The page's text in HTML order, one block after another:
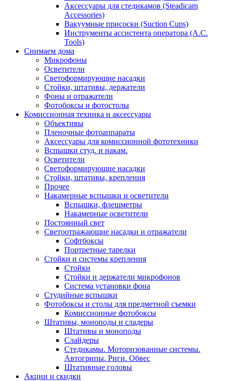
Аксессуары для стедикамов (Steadicam
Accessories)
Вакуумные присоски (Suction Cups)
Инструменты ассистента оператора (A.C.
Tools)
Снимаем дома
Микрофоны
Осветители
Светоформирующие насадки
Стойки, штативы, держатели
Фоны и отражатели
Фотобоксы и фотостолы
Комиссионная техника и аксессуары
Объективы
Пленочные фотоаппараты
Аксессуары для комиссионной фототехники
Вспышки студ. и накам.
Осветители
Светоформирующие насадки
Стойки, штативы, крепления
Прочее
Накамерные вспышки и осветители
Вспышки, флешметры
Накамерные осветители
Постоянный свет
Светоотражающие насадки и отражатели
Софтбоксы
Портретные тарелки
Стойки и системы крепления
Стойки
Стойки и держатели микрофонов
Система установки фона
Студийные вспышки
Фотобоксы и столы для предметной съемки
Комиссионные фотобоксы
Штативы, моноподы и сладеры
Штативы и моноподы
Слайдеры
Стедикамы. Моторизованные системы.
Автогрипы. Риги. Обвес
Штативные головы
Акции и скидки